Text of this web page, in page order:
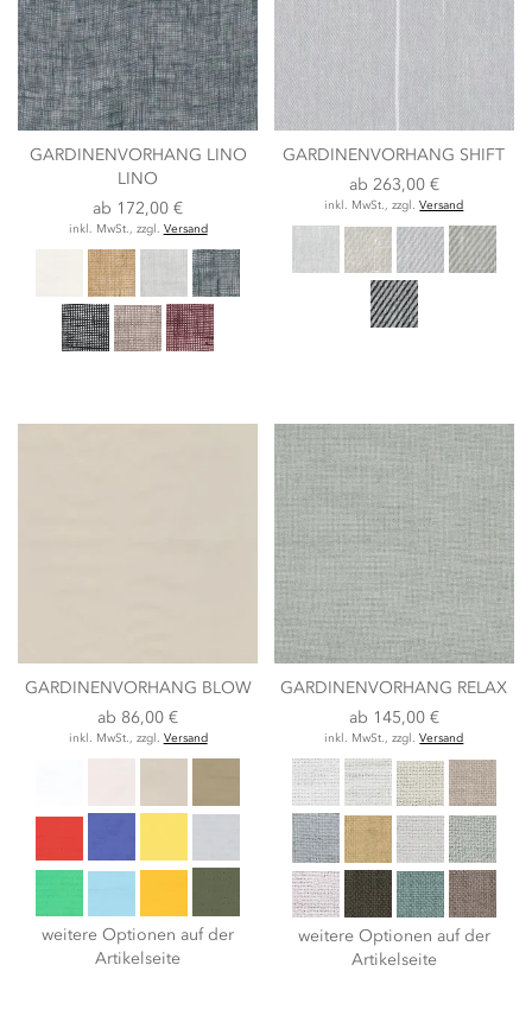
GARDINENVORHANG LINO
LINO
ab 172,00 €
inkl. MwSt., zzgl. Versand
GARDINENVORHANG SHIFT
ab 263,00 €
inkl. MwSt., zzgl.Versand
GARDINENVORHANG BLOW
ab 86,00 €
inkl. MwSt., zzgl. Versand
weitere Optionen auf der
Artikelseite
GARDINENVORHANG RELAX
ab 145,00 €
inkl. MwSt., zzgl.Versand
weitere Optionen auf der
Artikelseite